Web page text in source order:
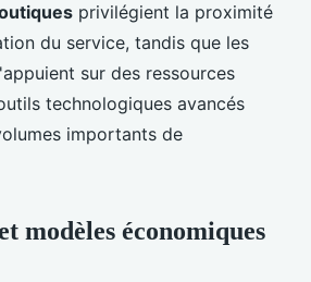
privilégient la proximité
du service, tandis que les
sur des ressources
technologiques avancés
importants de
modèles économiques